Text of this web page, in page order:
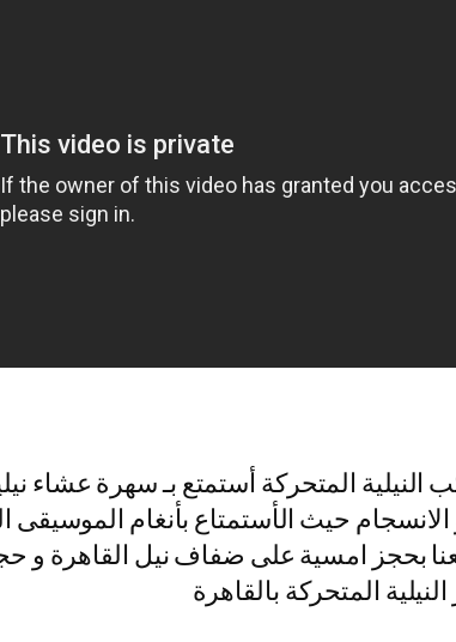
المتحركة أستمتع بـ سهرة عشاء
حيث الأستمتاع بأنغام الموسيقى
بحجز امسية على ضفاف نيل القاهرة و حجز
المتحركة بالقاهرة